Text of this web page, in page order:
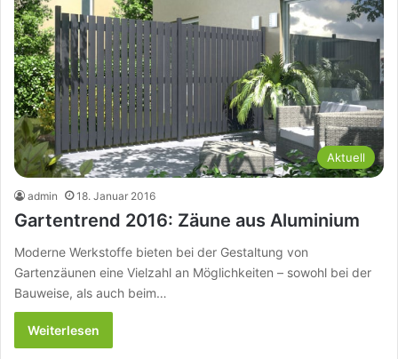
Aktuell
admin 18. Januar 2016
Gartentrend 2016: Zäune aus Aluminium
Moderne Werkstoffe bieten bei der Gestaltung von
Gartenzäunen eine Vielzahl an Möglichkeiten – sowohl bei der
Bauweise, als auch beim…
Weiterlesen